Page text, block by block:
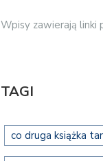
Wpisy zawierają linki
TAGI
co druga książka